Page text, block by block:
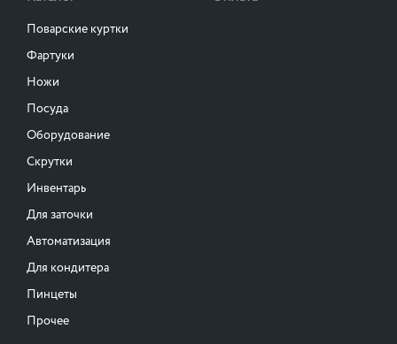
Поварские куртки
Фартуки
Ножи
Посуда
Оборудование
Скрутки
Инвентарь
Для заточки
Автоматизация
Для кондитера
Пинцеты
Прочее